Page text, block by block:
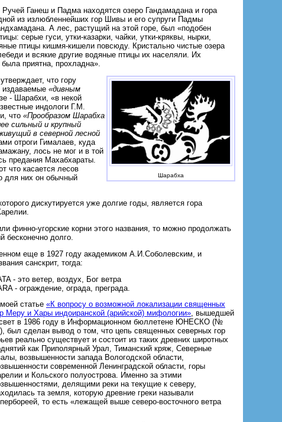
Ганеш и Падма находятся озеро Гандамадана и гора
из излюбленнейших гор Шивы и его супруги Падмы
А лес, растущий на этой горе, был «подобен
серые гуси, утки-казарки, чайки, утки-кряквы, нырки,
птицы кишмя-кишели повсюду. Кристально чистые озера
и всякие другие водяные птицы их населяли. Их
приятна, прохладна».
Шарабха
что гору
издаваемые «дивным
- Шарабхи, «в некой
индологи Г.М.
что «Прообразом Шарабха
сильный и крупный
в северной лесной
отроги Гималаев, куда
лось не мог и в той
предания Махабхараты.
что касается лесов
для них он обычный
дискутируется уже долгие годы, является гора
финно-угорские корни этого названия, то можно продолжать
бесконечно долго.
еще в 1927 году академиком А.И.Соболевским, и
санскрит, тогда:
- это ветер, воздух, Бог ветра
- ограждение, ограда, преграда.
статье «К вопросу о возможной локализации священных
Меру и Хары индоиранской (арийской) мифологии», вышедшей
в 1986 году в Информационном бюллетене ЮНЕСКО (№
был сделан вывод о том, что цепь священных северных гор
реально существует и состоит из таких древних широтных
как Приполярный Урал, Тиманский кряж, Северные
возвышенности запада Вологодской области,
современной Ленинградской области, горы
и Кольского полуострова. Именно за этими
делящими реки на текущие к северу,
та земля, которую древние греки называли
то есть «лежащей выше северо-восточного ветра